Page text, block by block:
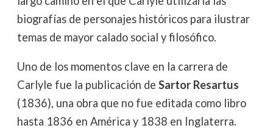
biografías de personajes históricos para ilustrar
temas de mayor calado social y filosófico.
Uno de los momentos clave en la carrera de
Carlyle fue la publicación de Sartor Resartus
(1836), una obra que no fue editada como libro
hasta 1836 en América y 1838 en Inglaterra.